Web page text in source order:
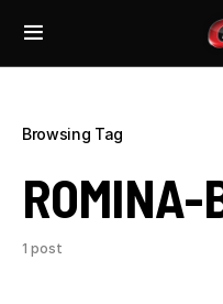
Browsing Tag
ROMINA-
1 post